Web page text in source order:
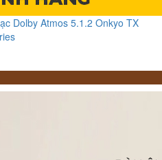
Dolby Atmos 5.1.2 Onkyo TX